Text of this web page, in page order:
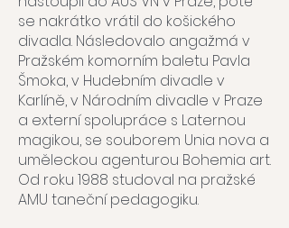
se nakrátko vrátil do košického
divadla. Následovalo angažmá v
Pražském komorním baletu Pavla
Šmoka, v Hudebním divadle v
Karlíně, v Národním divadle v Praze
a externí spolupráce s Laternou
magikou, se souborem Unia nova a
uměleckou agenturou Bohemia art.
Od roku 1988 studoval na pražské
AMU taneční pedagogiku.